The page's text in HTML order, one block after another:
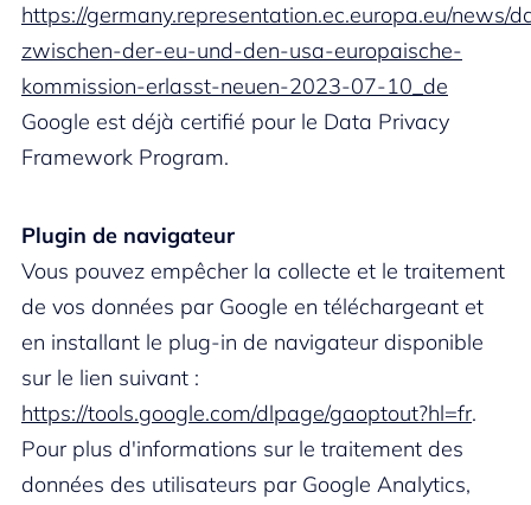
https://germany.representation.ec.europa.eu/news/
zwischen-der-eu-und-den-usa-europaische-
kommission-erlasst-neuen-2023-07-10_de
Google est déjà certifié pour le Data Privacy
Framework Program.
Plugin de navigateur
Vous pouvez empêcher la collecte et le traitement
de vos données par Google en téléchargeant et
en installant le plug-in de navigateur disponible
sur le lien suivant :
https://tools.google.com/dlpage/gaoptout?hl=fr.
Pour plus d'informations sur le traitement des
données des utilisateurs par Google Analytics,